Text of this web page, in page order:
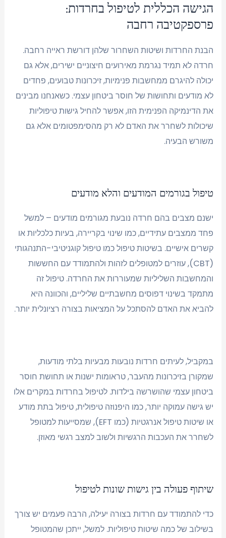
הגישה הכללית לטיפול בחרדות:
פרספקטיבה רחבה
הבנת החרדות ושיטות השחרור שלהן דורשת ראייה רחבה.
חרדה לא תמיד נגרמת מאירועים חיצוניים ישירים, אלא גם
יכולה להיגרם ממחשבות פנימיות, זיכרונות טבועים, פחדים
לא מודעים ותחושות של חוסר ביטחון עצמי. כשאנחנו מבינים
את הדינמיקה הפנימית הזו, אפשר להחיל גישות טיפוליות
שיכולות לשחרר את האדם לא רק מהסימפטומים אלא גם
משורש הבעיה.
טיפול בגורמים המודעים והלא מודעים
ישנם מצבים בהם חרדה נובעת מגורמים מודעים – למשל
פחד ממצבים עתידיים, כמו שינוי בקריירה, בעיות כלכליות או
קשרים אישיים. בשיטות טיפול כמו טיפול קוגניטיבי-התנהגותי
(CBT), עוזרים למטופלים לזהות ולהתמודד עם החששות
והמחשבות השליליות שמעוררות את החרדה. טיפול זה
מתמקד בשינוי דפוסים מחשבתיים שליליים, והכוונה היא
להביא את האדם להסתכל על המציאות בצורה רציונלית יותר.
במקביל, לעיתים חרדות נובעות מבעיות בלתי מודעות,
שמקורן בזיכרונות מהעבר, טראומות ישנות או תחושת חוסר
ביטחון עצמי שהושרשה בילדות. לטיפול בחרדות במקרים אלו
יש גישה עמוקה יותר, כמו היפנוזה טיפולית, טיפול בתת מודע
או שיטות טיפול אנרגטיות (כמו EFT), שמסייעות למטופל
לשחרר את העכבות הרגשיות ולשוב למצב רגשי מאוזן.
שיתוף פעולה בין גישות שונות לטיפול
כדי להתמודד עם חרדות בצורה יעילה, הרבה פעמים יש צורך
בשילוב של כמה שיטות טיפוליות. למשל, ייתכן שהמטופל